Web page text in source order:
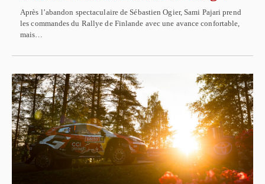
Après l’abandon spectaculaire de Sébastien Ogier, Sami Pajari prend
les commandes du Rallye de Finlande avec une avance confortable,
mais…